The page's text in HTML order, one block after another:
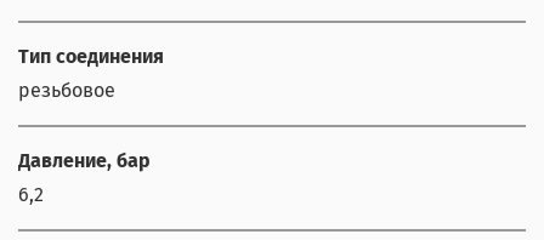
Тип соединения
резьбовое
Давление, бар
6,2